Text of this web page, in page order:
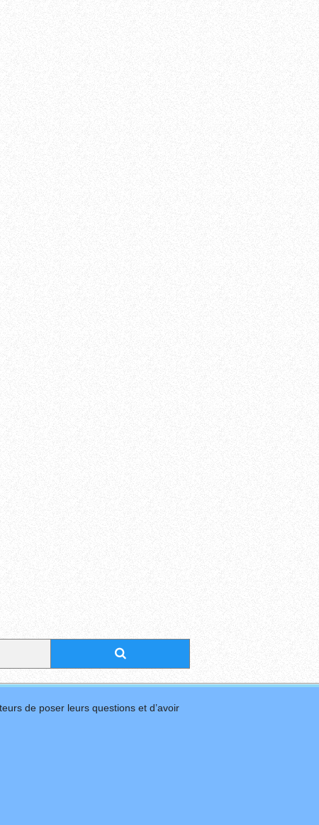
de poser leurs questions et d’avoir